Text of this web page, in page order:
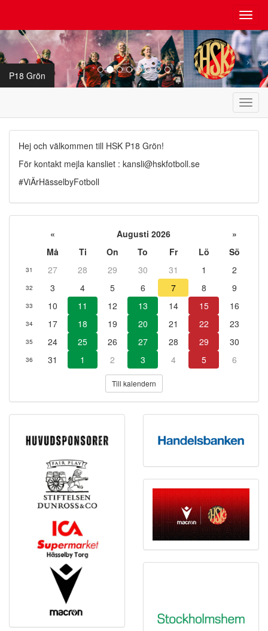
P18 Grön
Hej och välkommen till HSK P18 Grön!
För kontakt mejla kansliet : kansli@hskfotboll.se
#ViÄrHässelbyFotboll
« Augusti 2026
»
Må
Ti On To Fr Lö Sö
31 27 28 29 30 31 1 2
32 3 4 5 6 7 8 9
33 10 11 12 13 14 15 16
34 17 18 19 20 21 22 23
35 24 25 26 27 28 29 30
36 31 1 2 3 4 5 6
Till kalendern